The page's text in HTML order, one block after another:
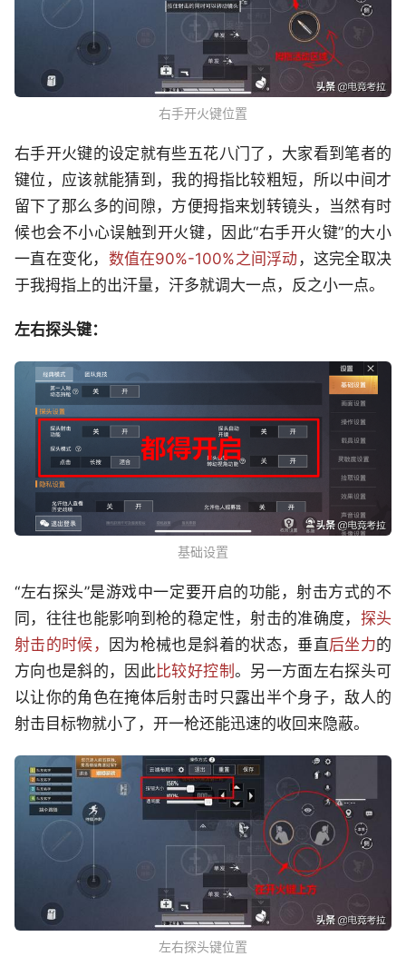
右手开火键位置
右手开火键的设定就有些五花八门了，大家看到笔者的
键位，应该就能猜到，我的拇指比较粗短，所以中间才
留下了那么多的间隙，方便拇指来划转镜头，当然有时
候也会不小心误触到开火键，因此“右手开火键”的大小
一直在变化， 数值在90%-100%之间浮动 ，这完全取决
于我拇指上的出汗量，汗多就调大一点，反之小一点。
左右探头键：
基础设置
“左右探头”是游戏中一定要开启的功能，射击方式的不
同，往往也能影响到枪的稳定性，射击的准确度， 探头
射击的时候，
因为枪械也是斜着的状态，垂直后坐力的
方向也是斜的，因此比较好控制 。另一方面左右探头可
以让你的角色在掩体后射击时只露出半个身子，敌人的
射击目标物就小了，开一枪还能迅速的收回来隐蔽。
左右探头键位置